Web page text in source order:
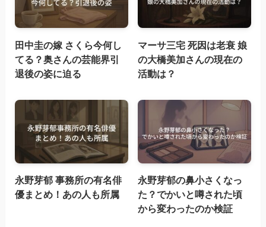
田中圭の嫁 さくら今何し
てる？奥さんの芸能界引
退後の姿に迫る
マーサ三宅 死因は老衰 娘
の大橋美加さんの現在の
活動は？
永野芽郁 事務所の有名俳
優まとめ！あの人も所属
永野芽郁の鼻小さくなっ
た？でかいと噂された頃
から変わったのか検証